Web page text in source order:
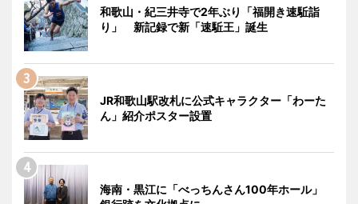
和歌山・紀三井寺で2年ぶり「福開き速駈詣
り」 新記録で新「速駈王」誕生
JR和歌山駅改札に公式キャラクター「わーた
ん」紹介ポスター設置
海南・黒江に「べっちんさん100年ホール」